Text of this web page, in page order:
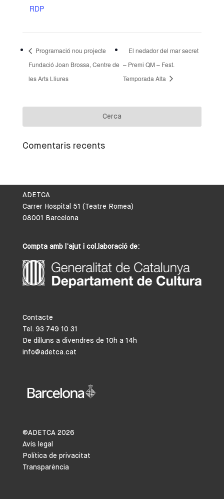
RDP
Programació nou projecte
Fundació Joan Brossa, Centre de
les Arts Lliures
El nedador del mar secret
– Premi QM – Fest.
Temporada Alta
Comentaris recents
ADETCA
Carrer Hospital 51 (Teatre Romea)
08001 Barcelona
Compta amb l’ajut i col.laboració de:
Contacte
Tel. 93 749 10 31
De dilluns a divendres de 10h a 14h
info@adetca.cat
©ADETCA 2026
Avís legal
Política de privacitat
Transparència